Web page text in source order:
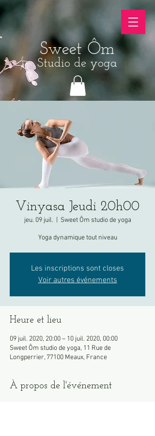
Sweet Ôm
Studio de yoga
Vinyasa Jeudi 20h00
jeu. 09 juil. Sweet Ôm studio de yoga
Yoga dynamique tout niveau
Les inscriptions sont closes
Voir autres événements
Heure et lieu
09 juil. 2020, 20:00 – 10 juil. 2020, 00:00
Sweet Ôm studio de yoga, 11 Rue de
Longperrier, 77100 Meaux, France
À propos de l'événement